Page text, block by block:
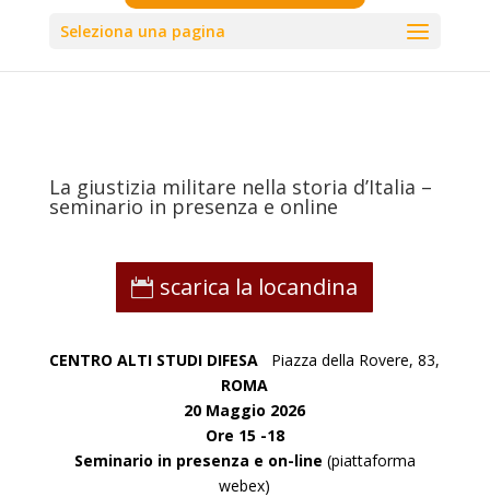
Seleziona una pagina
La giustizia militare nella storia d’Italia –
seminario in presenza e online
scarica la locandina
CENTRO ALTI STUDI DIFESA Piazza della Rovere, 83,
ROMA
20 Maggio 2026
Ore 15 -18
Seminario in presenza e on-line (piattaforma
webex)